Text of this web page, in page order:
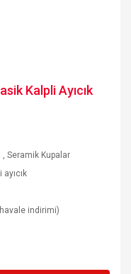
Kalpli Ayıcık
,Seramik Kupalar
indirimi)